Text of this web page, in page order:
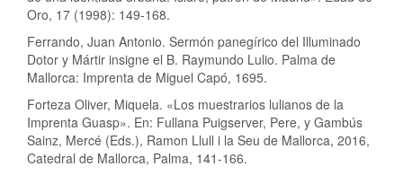
Oro, 17 (1998): 149-168.
Ferrando, Juan Antonio. Sermón panegírico del Illuminado
Dotor y Mártir insigne el B. Raymundo Lulio. Palma de
Mallorca: Imprenta de Miguel Capó, 1695.
Forteza Oliver, Miquela. «Los muestrarios lulianos de la
Imprenta Guasp». En: Fullana Puigserver, Pere, y Gambús
Sainz, Mercé (Eds.), Ramon Llull i la Seu de Mallorca, 2016,
Catedral de Mallorca, Palma, 141-166.